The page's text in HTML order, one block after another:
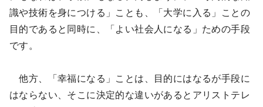
識や技術を身につける」ことも、「大学に入る」ことの
目的であると同時に、「よい社会人になる」ための手段
です。
他方、「幸福になる」ことは、目的にはなるが手段に
はならない、そこに決定的な違いがあるとアリストテレ